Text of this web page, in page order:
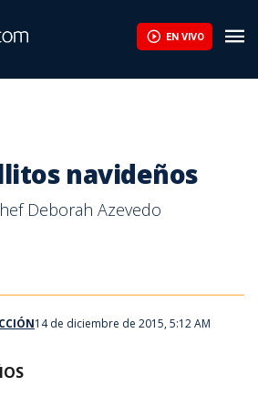
EN VIVO
navideños
Deborah Azevedo
14 de diciembre de 2015, 5:12 AM